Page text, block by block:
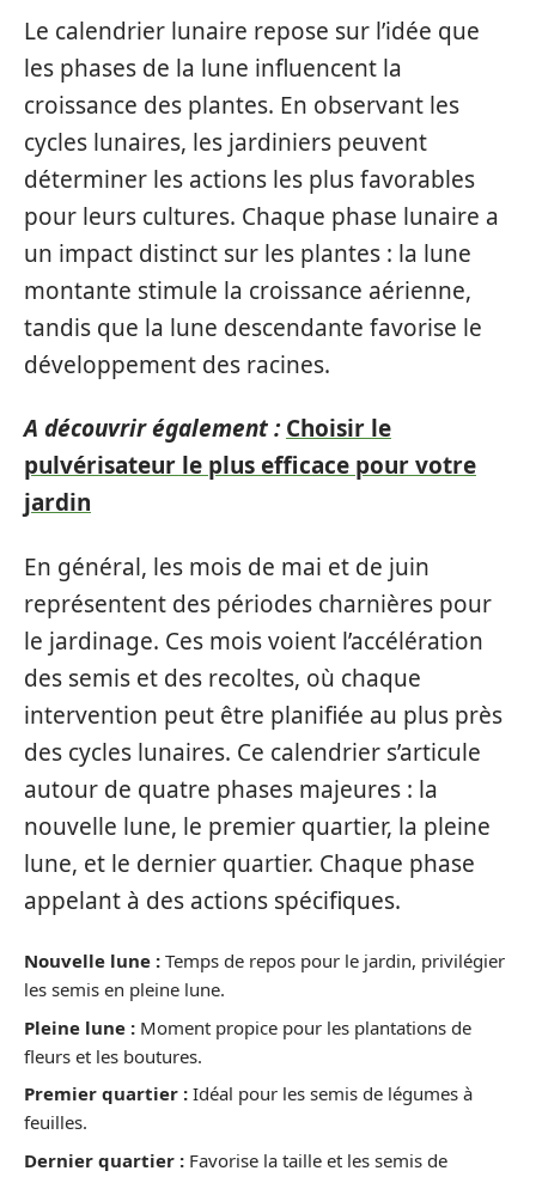
Le calendrier lunaire repose sur l’idée que
les phases de la lune influencent la
croissance des plantes. En observant les
cycles lunaires, les jardiniers peuvent
déterminer les actions les plus favorables
pour leurs cultures. Chaque phase lunaire a
un impact distinct sur les plantes : la lune
montante stimule la croissance aérienne,
tandis que la lune descendante favorise le
développement des racines.
A découvrir également : Choisir le
pulvérisateur le plus efficace pour votre
jardin
En général, les mois de mai et de juin
représentent des périodes charnières pour
le jardinage. Ces mois voient l’accélération
des semis et des recoltes, où chaque
intervention peut être planifiée au plus près
des cycles lunaires. Ce calendrier s’articule
autour de quatre phases majeures : la
nouvelle lune, le premier quartier, la pleine
lune, et le dernier quartier. Chaque phase
appelant à des actions spécifiques.
Nouvelle lune : Temps de repos pour le jardin, privilégier
les semis en pleine lune.
Pleine lune : Moment propice pour les plantations de
fleurs et les boutures.
Premier quartier : Idéal pour les semis de légumes à
feuilles.
Dernier quartier : Favorise la taille et les semis de